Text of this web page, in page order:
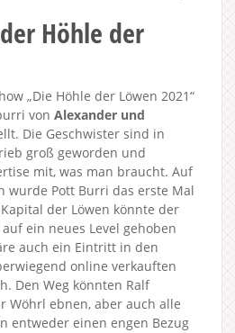
Höhle der
„Die Höhle der Löwen 2021“
von Alexander und
Die Geschwister sind in
groß geworden und
mit, was man braucht. Auf
wurde Pott Burri das erste Mal
der Löwen könnte der
ein neues Level gehoben
auch ein Eintritt in den
online verkauften
Den Weg könnten Ralf
Wöhrl ebnen, aber auch alle
entweder einen engen Bezug